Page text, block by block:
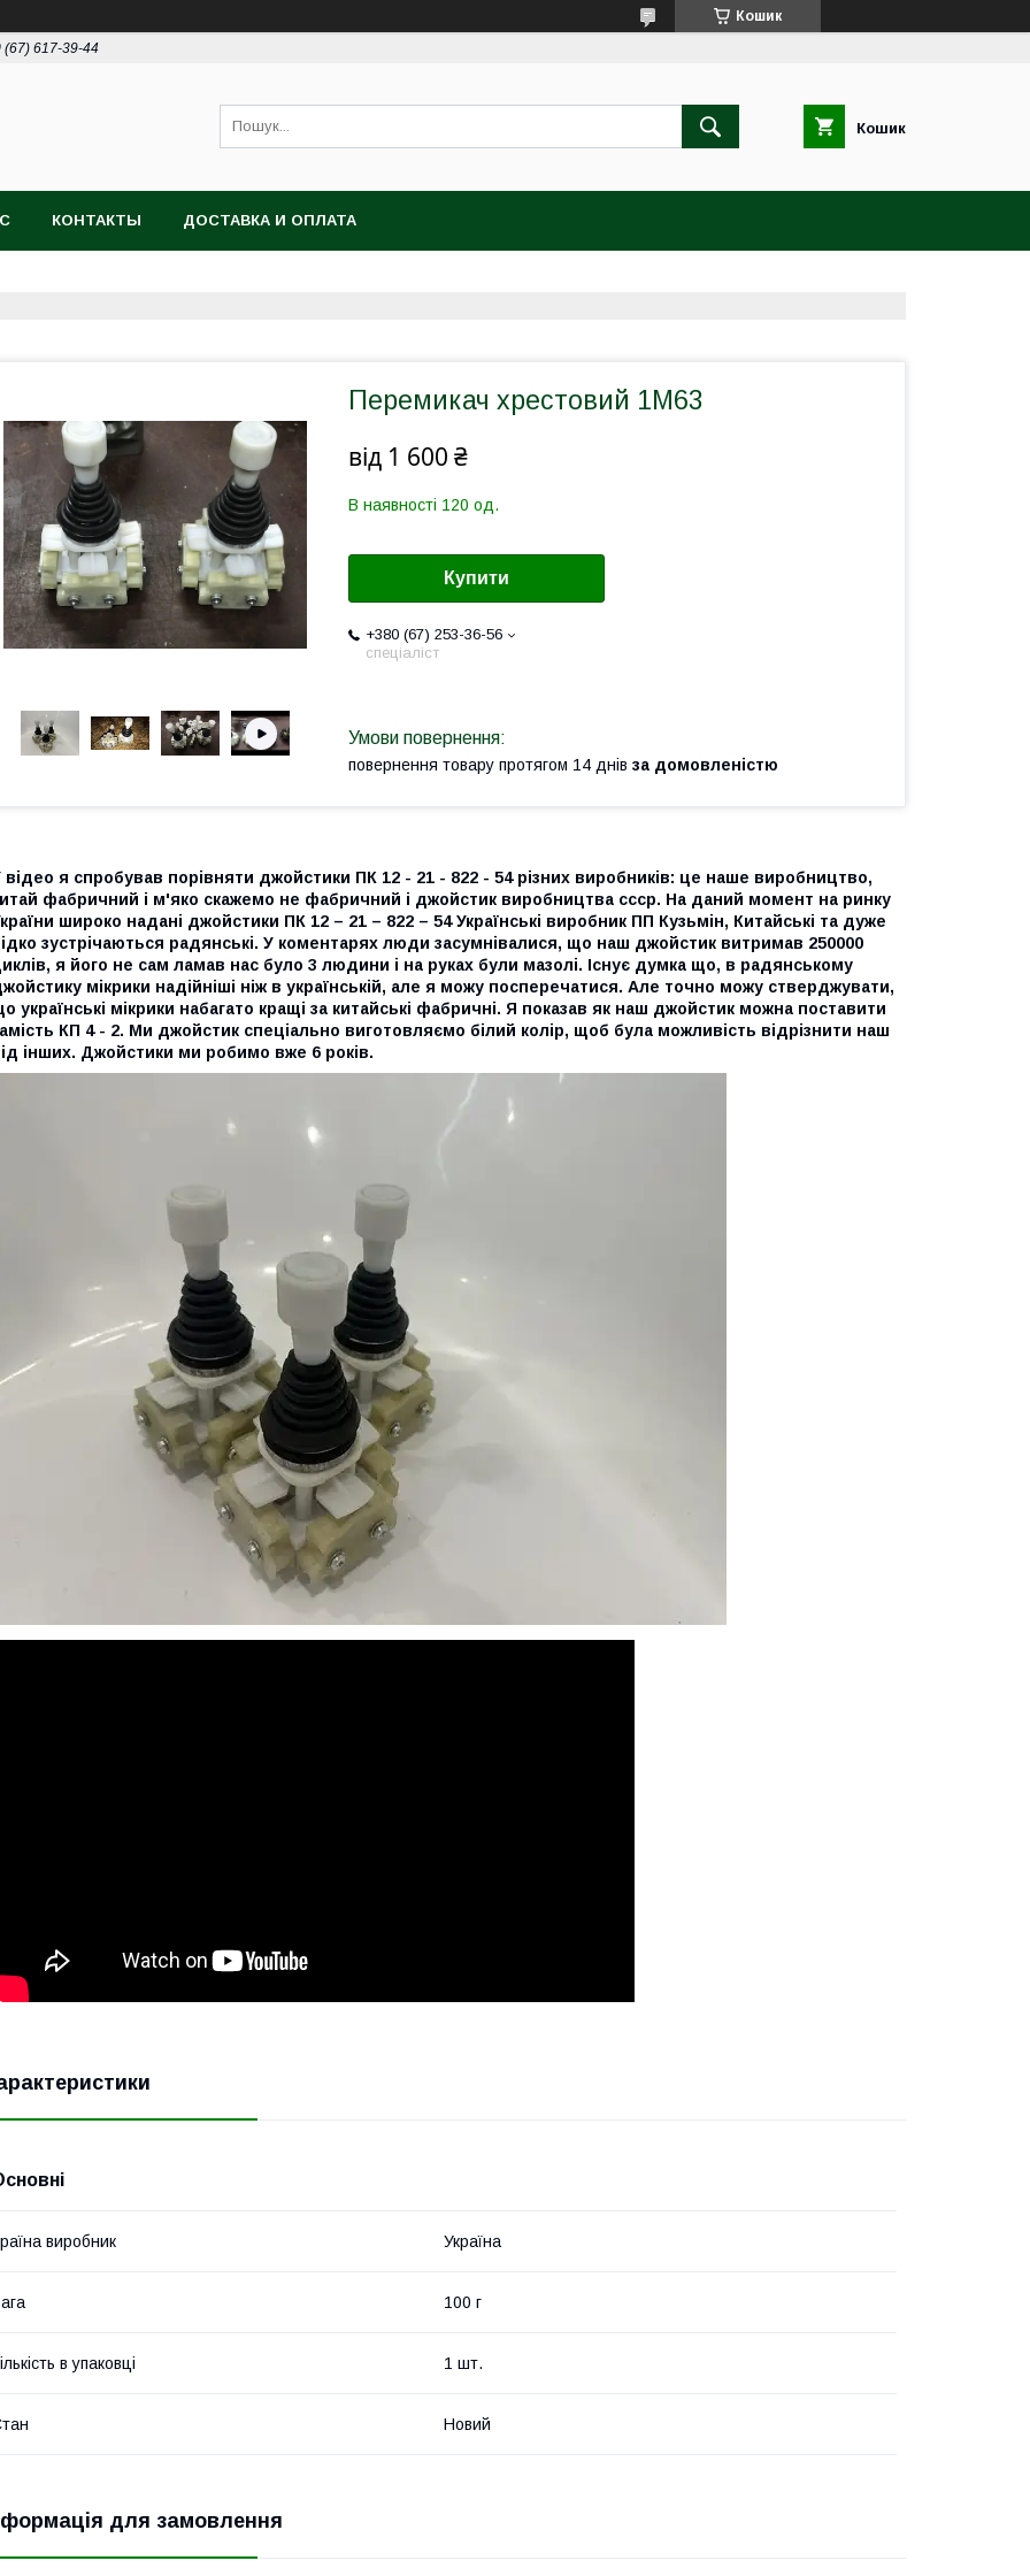
Кошик
(67) 617-39-44
Кошик
КОНТАКТЫ ДОСТАВКА И ОПЛАТА
Перемикач хрестовий 1М63
від 1 600 ₴
В наявності 120 од.
Купити
+380 (67) 253-36-56
спеціаліст
повернення товару протягом 14 днів за домовленістю
відео я спробував порівняти джойстики ПК 12 - 21 - 822 - 54 різних виробників: це наше виробництво,
фабричний і м'яко скажемо не фабричний і джойстик виробництва ссср. На даний момент на ринку
широко надані джойстики ПК 12 – 21 – 822 – 54 Українські виробник ПП Кузьмін, Китайські та дуже
зустрічаються радянські. У коментарях люди засумнівалися, що наш джойстик витримав 250000
я його не сам ламав нас було 3 людини і на руках були мазолі. Існує думка що, в радянському
мікрики надійніші ніж в українській, але я можу посперечатися. Але точно можу стверджувати,
українські мікрики набагато кращі за китайські фабричні. Я показав як наш джойстик можна поставити
КП 4 - 2. Ми джойстик спеціально виготовляємо білий колір, щоб була можливість відрізнити наш
інших. Джойстики ми робимо вже 6 років.
виробник Україна
100 г
в упаковці 1 шт.
Новий
для замовлення